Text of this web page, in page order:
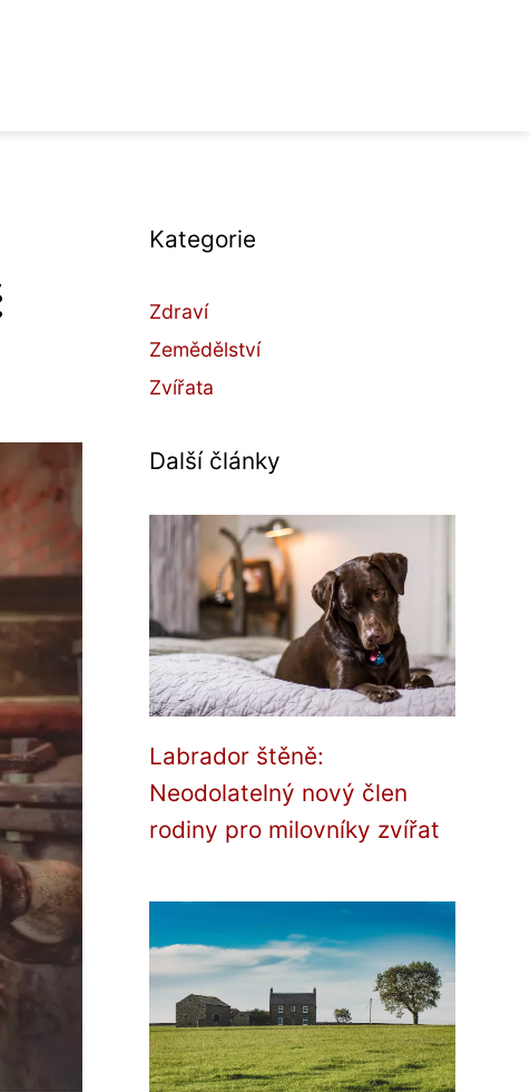
Kategorie
Zdraví
Zemědělství
Zvířata
Další články
Labrador štěně:
Neodolatelný nový člen
rodiny pro milovníky zvířat